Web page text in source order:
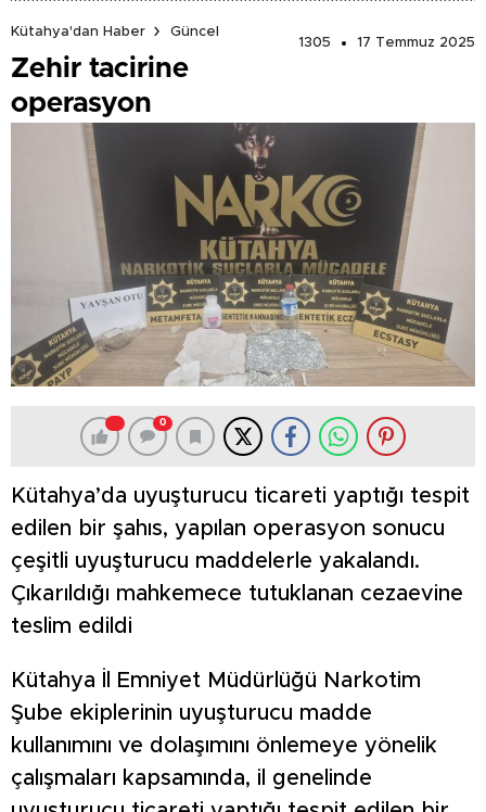
Kütahya'dan Haber
Güncel
1305
17 Temmuz 2025
Zehir tacirine
operasyon
0
Kütahya’da uyuşturucu ticareti yaptığı tespit
edilen bir şahıs, yapılan operasyon sonucu
çeşitli uyuşturucu maddelerle yakalandı.
Çıkarıldığı mahkemece tutuklanan cezaevine
teslim edildi
Kütahya İl Emniyet Müdürlüğü Narkotim
Şube ekiplerinin uyuşturucu madde
kullanımını ve dolaşımını önlemeye yönelik
çalışmaları kapsamında, il genelinde